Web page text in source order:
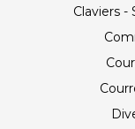
Claviers -